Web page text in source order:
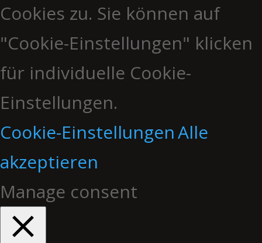
Cookies zu. Sie können auf
"Cookie-Einstellungen" klicken
für individuelle Cookie-
Einstellungen.
Cookie-EinstellungenAlle
akzeptieren
Manage consent